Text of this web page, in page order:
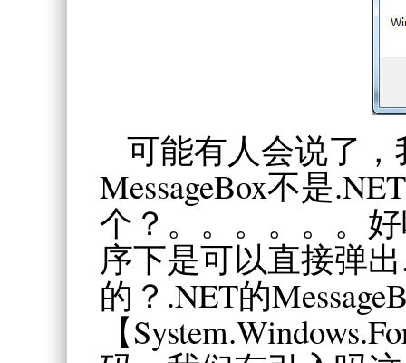
可能有人会说了
MessageBox不是
个？。。。。。。
序下是可以直接弹出
的？.NET的
【